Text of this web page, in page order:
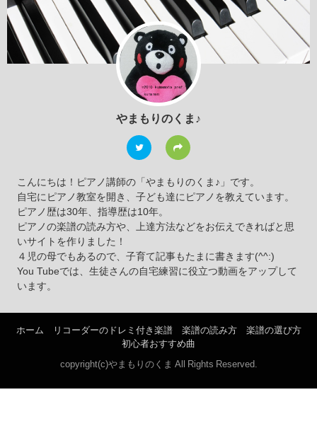
やまもりのくま♪
こんにちは！ピアノ講師の「やまもりのくま♪」です。
自宅にピアノ教室を開き、子ども達にピアノを教えています。
ピアノ歴は30年、指導歴は10年。
ピアノの楽譜の読み方や、上達方法などをお伝えできればと思
いサイトを作りました！
４児の母でもあるので、子育て記事もたまに書きます(^^:)
You Tubeでは、生徒さんの自宅練習に役立つ動画をアップして
います。
ホーム リコーダーのドレミ付き楽譜 楽譜の読み方
楽譜の選び方
初心者おすすめ曲
copyright(c)やまもりのくま All Rights Reserved.